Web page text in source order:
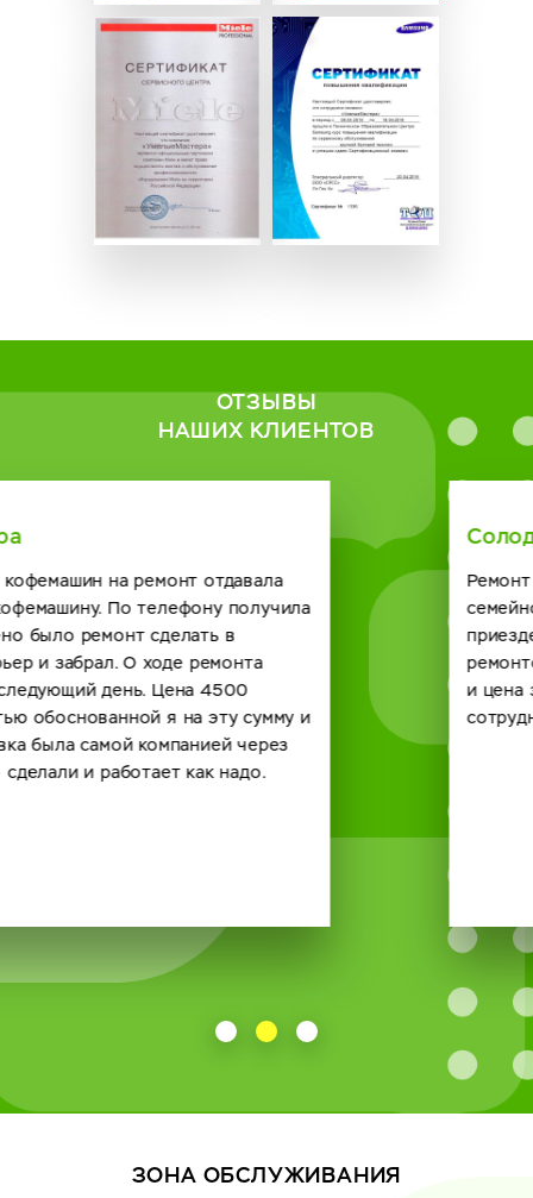
ОТЗЫВЫ
НАШИХ КЛИЕНТОВ
Ремонт нужен был кофейному автомату в нашем
семейном кафе. Созвонились с сервисным центром о
приезде мастера договорились. Справился он с
ремонтом на отлично и по времени быстро получилось
и цена за услугу вполне демократичная. Будем
сотрудничать и в будущем с вашей компанией. спасибо.
ЗОНА ОБСЛУЖИВАНИЯ